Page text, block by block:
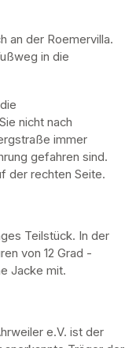
an der Roemervilla.
in die
nicht nach
immer
gefahren sind.
der rechten Seite.
Teilstück. In der
von 12 Grad -
Jacke mit.
e.V. ist der